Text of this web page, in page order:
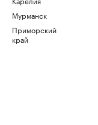
Мурманск
Приморский
край